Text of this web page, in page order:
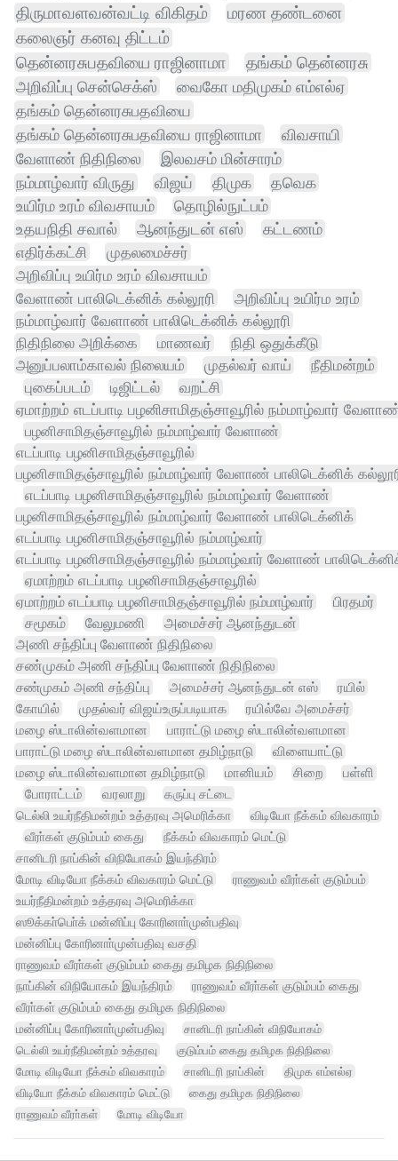
திருமாவளவன்வட்டி விகிதம்
மரண தண்டனை
கலைஞர் கனவு திட்டம்
தென்னரசுபதவியை ராஜினாமா
தங்கம் தென்னரசு
அறிவிப்பு சென்செக்ஸ்
வைகோ மதிமுகம் எம்எல்ஏ
தங்கம் தென்னரசுபதவியை
தங்கம் தென்னரசுபதவியை ராஜினாமா
விவசாயி
வேளாண் நிதிநிலை
இலவசம் மின்சாரம்
நம்மாழ்வார் விருது விஜய் திமுக
தவெக
உயிர்ம உரம் விவசாயம்
தொழில்நுட்பம்
உதயநிதி சவால்
ஆனந்துடன் எஸ்
கட்டணம்
எதிர்க்கட்சி
முதலமைச்சர்
அறிவிப்பு உயிர்ம உரம் விவசாயம்
வேளாண் பாலிடெக்னிக் கல்லூரி
அறிவிப்பு உயிர்ம உரம்
நம்மாழ்வார் வேளாண் பாலிடெக்னிக் கல்லூரி
நிதிநிலை அறிக்கை
மாணவர்
நிதி ஒதுக்கீடு
அனுப்பலாம்காவல் நிலையம்
முதல்வர் வாய்
நீதிமன்றம்
புகைப்படம்
டிஜிட்டல்
வறட்சி
ஏமாற்றம் எடப்பாடி பழனிசாமிதஞ்சாவூரில் நம்மாழ்வார்
பழனிசாமிதஞ்சாவூரில் நம்மாழ்வார் வேளாண்
எடப்பாடி பழனிசாமிதஞ்சாவூரில்
பழனிசாமிதஞ்சாவூரில் நம்மாழ்வார் வேளாண் பாலிடெக்னிக்
எடப்பாடி பழனிசாமிதஞ்சாவூரில் நம்மாழ்வார் வேளாண்
பழனிசாமிதஞ்சாவூரில் நம்மாழ்வார் வேளாண் பாலிடெக்னிக்
எடப்பாடி பழனிசாமிதஞ்சாவூரில் நம்மாழ்வார்
எடப்பாடி பழனிசாமிதஞ்சாவூரில் நம்மாழ்வார் வேளாண்
ஏமாற்றம் எடப்பாடி பழனிசாமிதஞ்சாவூரில்
ஏமாற்றம் எடப்பாடி பழனிசாமிதஞ்சாவூரில் நம்மாழ்வார்
பிரதமர்
சமூகம்
வேலுமணி
அமைச்சர் ஆனந்துடன்
அணி சந்திப்பு வேளாண் நிதிநிலை
சண்முகம் அணி சந்திப்பு வேளாண் நிதிநிலை
சண்முகம் அணி சந்திப்பு
அமைச்சர் ஆனந்துடன் எஸ்
ரயில்
கோயில்
முதல்வர் விஜய்உருப்படியாக
ரயில்வே அமைச்சர்
மழை ஸ்டாலின்வளமான
பாராட்டு மழை ஸ்டாலின்வளமான
பாராட்டு மழை ஸ்டாலின்வளமான தமிழ்நாடு
விளையாட்டு
மழை ஸ்டாலின்வளமான தமிழ்நாடு
மானியம் சிறை
பள்ளி
போராட்டம்
வரலாறு
கருப்பு சட்டை
டெல்லி உயர்நீதிமன்றம் உத்தரவு அமெரிக்கா
விடியோ நீக்கம் விவகாரம்
வீரா்கள் குடும்பம் கைது
நீக்கம் விவகாரம் மெட்டு
சானிடரி நாப்கின் விநியோகம் இயந்திரம்
மோடி விடியோ நீக்கம் விவகாரம் மெட்டு
ராணுவம் வீரா்கள் குடும்பம்
உயர்நீதிமன்றம் உத்தரவு அமெரிக்கா
ஸூக்கா்பொ்க் மன்னிப்பு கோரினாா்முன்பதிவு
மன்னிப்பு கோரினாா்முன்பதிவு வசதி
ராணுவம் வீரா்கள் குடும்பம் கைது தமிழக நிதிநிலை
நாப்கின் விநியோகம் இயந்திரம்
ராணுவம் வீரா்கள் குடும்பம் கைது
வீரா்கள் குடும்பம் கைது தமிழக நிதிநிலை
மன்னிப்பு கோரினாா்முன்பதிவு
சானிடரி நாப்கின் விநியோகம்
டெல்லி உயர்நீதிமன்றம் உத்தரவு
குடும்பம் கைது தமிழக நிதிநிலை
மோடி விடியோ நீக்கம் விவகாரம்
சானிடரி நாப்கின்
திமுக எம்எல்ஏ
விடியோ நீக்கம் விவகாரம் மெட்டு
கைது தமிழக நிதிநிலை
ராணுவம் வீரா்கள்
மோடி விடியோ